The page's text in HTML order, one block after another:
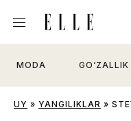
MODA GO‘ZALLIK
UY » YANGILIKLAR »